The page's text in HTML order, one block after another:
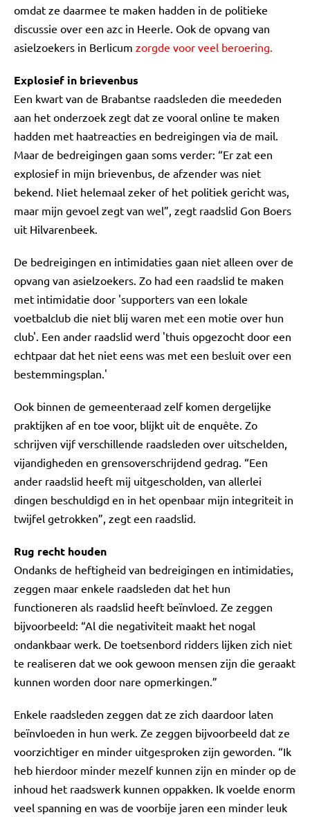
omdat ze daarmee te maken hadden in de politieke
discussie over een azc in Heerle. Ook de opvang van
asielzoekers in Berlicum zorgde voor veel beroering.
Explosief in brievenbus
Een kwart van de Brabantse raadsleden die meededen
aan het onderzoek zegt dat ze vooral online te maken
hadden met haatreacties en bedreigingen via de mail.
Maar de bedreigingen gaan soms verder: “Er zat een
explosief in mijn brievenbus, de afzender was niet
bekend. Niet helemaal zeker of het politiek gericht was,
maar mijn gevoel zegt van wel”, zegt raadslid Gon Boers
uit Hilvarenbeek.
De bedreigingen en intimidaties gaan niet alleen over de
opvang van asielzoekers. Zo had een raadslid te maken
met intimidatie door 'supporters van een lokale
voetbalclub die niet blij waren met een motie over hun
club'. Een ander raadslid werd 'thuis opgezocht door een
echtpaar dat het niet eens was met een besluit over een
bestemmingsplan.'
Ook binnen de gemeenteraad zelf komen dergelijke
praktijken af en toe voor, blijkt uit de enquête. Zo
schrijven vijf verschillende raadsleden over uitschelden,
vijandigheden en grensoverschrijdend gedrag. “Een
ander raadslid heeft mij uitgescholden, van allerlei
dingen beschuldigd en in het openbaar mijn integriteit in
twijfel getrokken”, zegt een raadslid.
Rug recht houden
Ondanks de heftigheid van bedreigingen en intimidaties,
zeggen maar enkele raadsleden dat het hun
functioneren als raadslid heeft beïnvloed. Ze zeggen
bijvoorbeeld: “Al die negativiteit maakt het nogal
ondankbaar werk. De toetsenbord ridders lijken zich niet
te realiseren dat we ook gewoon mensen zijn die geraakt
kunnen worden door nare opmerkingen.”
Enkele raadsleden zeggen dat ze zich daardoor laten
beïnvloeden in hun werk. Ze zeggen bijvoorbeeld dat ze
voorzichtiger en minder uitgesproken zijn geworden. “Ik
heb hierdoor minder mezelf kunnen zijn en minder op de
inhoud het raadswerk kunnen oppakken. Ik voelde enorm
veel spanning en was de voorbije jaren een minder leuk